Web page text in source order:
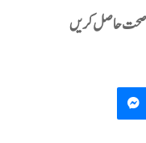
صحت حاصل کریں